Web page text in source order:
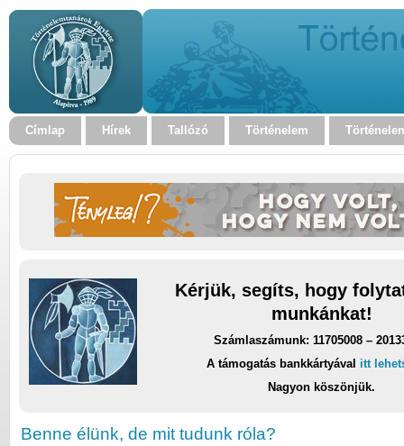
Címlap Hírek Tallózó Történelem
Kérjük, segíts, hogy
munkánkat!
Számlaszámunk: 11705008 –
A támogatás bankkártyával itt
Nagyon köszönjük.
Benne élünk, de mit tudunk róla?